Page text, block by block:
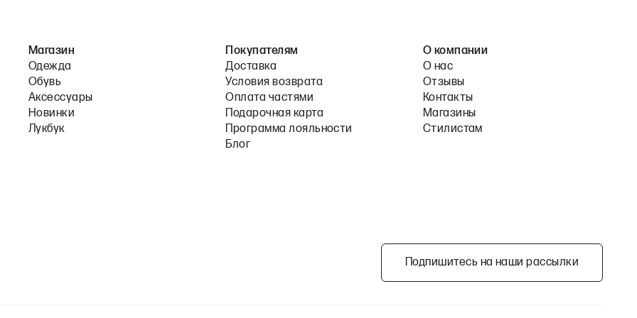
Магазин
Одежда
Обувь
Аксессуары
Новинки
Лукбук
Покупателям
Доставка
Условия возврата
Оплата частями
Подарочная карта
Программа лояльности
Блог
О компании
О нас
Отзывы
Контакты
Магазины
Стилистам
Подпишитесь на наши рассылки